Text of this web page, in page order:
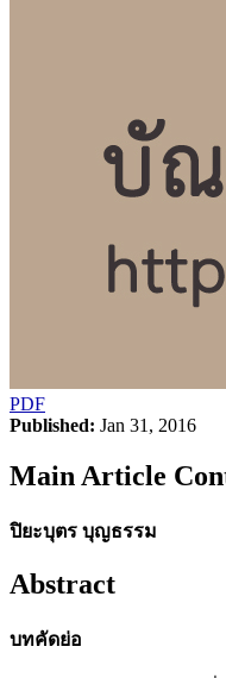
PDF
Published: Jan 31, 2016
Main Article
ปิยะบุตร บุญธรรม
Abstract
บทคัดย่อ